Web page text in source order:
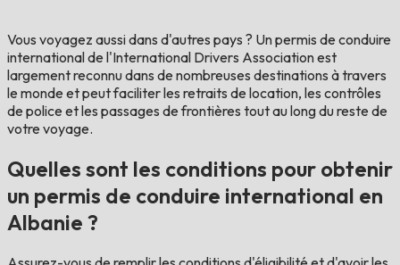
Vous voyagez aussi dans d'autres pays ? Un permis de conduire
international de l'International Drivers Association est
largement reconnu dans de nombreuses destinations à travers
le monde et peut faciliter les retraits de location, les contrôles
de police et les passages de frontières tout au long du reste de
votre voyage.
Quelles sont les conditions pour obtenir
un permis de conduire international en
Albanie ?